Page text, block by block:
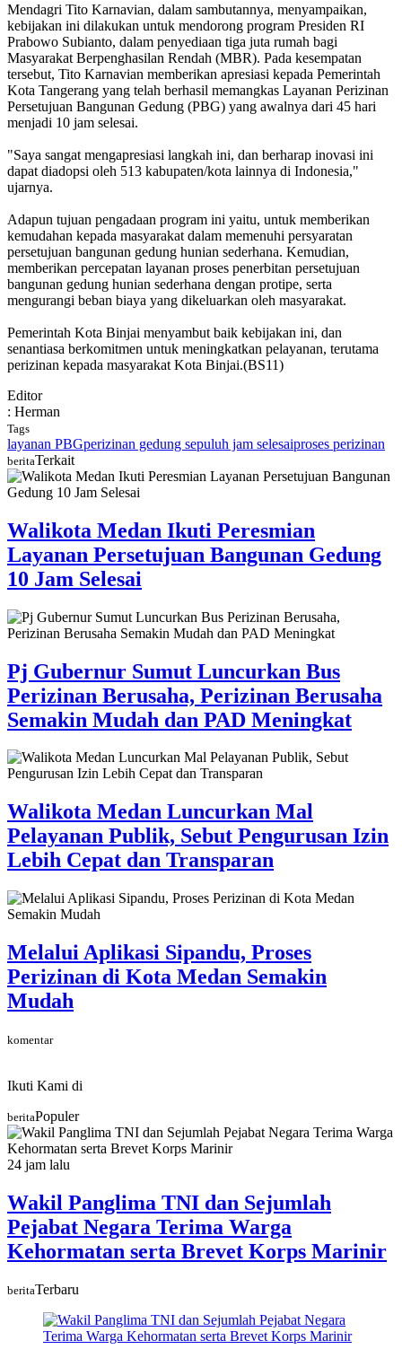
Mendagri Tito Karnavian, dalam sambutannya, menyampaikan,
kebijakan ini dilakukan untuk mendorong program Presiden RI
Prabowo Subianto, dalam penyediaan tiga juta rumah bagi
Masyarakat Berpenghasilan Rendah (MBR). Pada kesempatan
tersebut, Tito Karnavian memberikan apresiasi kepada Pemerintah
Kota Tangerang yang telah berhasil memangkas Layanan Perizinan
Persetujuan Bangunan Gedung (PBG) yang awalnya dari 45 hari
menjadi 10 jam selesai.
"Saya sangat mengapresiasi langkah ini, dan berharap inovasi ini
dapat diadopsi oleh 513 kabupaten/kota lainnya di Indonesia,"
ujarnya.
Adapun tujuan pengadaan program ini yaitu, untuk memberikan
kemudahan kepada masyarakat dalam memenuhi persyaratan
persetujuan bangunan gedung hunian sederhana. Kemudian,
memberikan percepatan layanan proses penerbitan persetujuan
bangunan gedung hunian sederhana dengan protipe, serta
mengurangi beban biaya yang dikeluarkan oleh masyarakat.
Pemerintah Kota Binjai menyambut baik kebijakan ini, dan
senantiasa berkomitmen untuk meningkatkan pelayanan, terutama
perizinan kepada masyarakat Kota Binjai.(BS11)
Editor
: Herman
Tags
layanan PBGperizinan gedung sepuluh jam selesaiproses perizinan
beritaTerkait
Walikota Medan Ikuti Peresmian
Layanan Persetujuan Bangunan Gedung
10 Jam Selesai
Pj Gubernur Sumut Luncurkan Bus
Perizinan Berusaha, Perizinan Berusaha
Semakin Mudah dan PAD Meningkat
Walikota Medan Luncurkan Mal
Pelayanan Publik, Sebut Pengurusan Izin
Lebih Cepat dan Transparan
Melalui Aplikasi Sipandu, Proses
Perizinan di Kota Medan Semakin
Mudah
komentar
Ikuti Kami di
beritaPopuler
24 jam lalu
Wakil Panglima TNI dan Sejumlah
Pejabat Negara Terima Warga
Kehormatan serta Brevet Korps Marinir
beritaTerbaru